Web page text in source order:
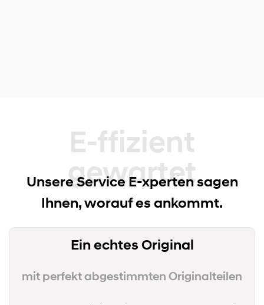
E-ffizient gewartet
Unsere Service E-xperten sagen
Ihnen, worauf es ankommt.
Ein echtes Original
mit perfekt abgestimmten Originalteilen